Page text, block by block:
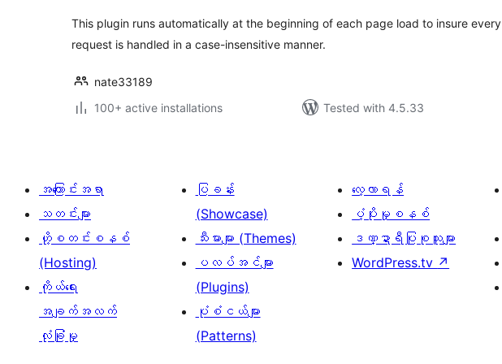
This plugin runs automatically at the beginning of each page load to insure every
request is handled in a case-insensitive manner.
nate33189
100+ active installations
Tested with 4.5.33
အကြောင်းအရာ
သတင်းများ
ဟို့စတင်းစနစ်
(Hosting)
ကိုယ်ရေး
အချက်အလက်
လုံခြုံမှု
ပြခန်း
(Showcase)
သီးမားများ (Themes)
ပလပ်အင်များ
(Plugins)
ပုံစံငယ်များ
(Patterns)
လေ့လာရန်
ပံ့ပိုးမှုစနစ်
ဒဏ္ဍာရီပြုစုသူများ
WordPress.tv ↗